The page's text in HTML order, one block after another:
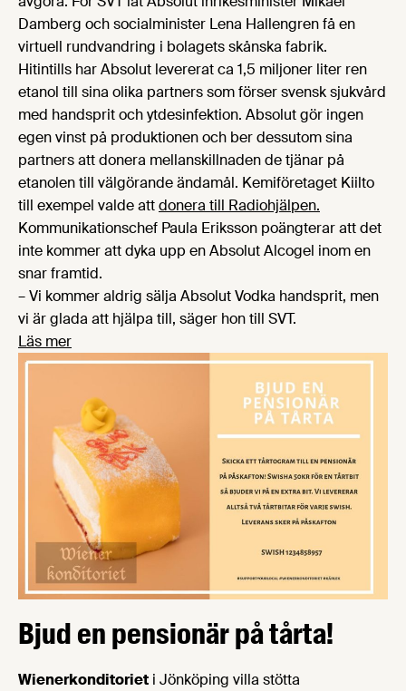
Damberg och socialminister Lena Hallengren få en
virtuell rundvandring i bolagets skånska fabrik.
Hitintills har Absolut levererat ca 1,5 miljoner liter ren
etanol till sina olika partners som förser svensk sjukvård
med handsprit och ytdesinfektion. Absolut gör ingen
egen vinst på produktionen och ber dessutom sina
partners att donera mellanskillnaden de tjänar på
etanolen till välgörande ändamål. Kemiföretaget Kiilto
till exempel valde attdonera till Radiohjälpen.
Kommunikationschef Paula Eriksson poängterar att det
inte kommer att dyka upp en Absolut Alcogel inom en
snar framtid.
– Vi kommer aldrig sälja Absolut Vodka handsprit, men
vi är glada att hjälpa till, säger hon till SVT.
Läs mer
Bjud en pensionär på tårta!
Wienerkonditoriet i Jönköping villa stötta